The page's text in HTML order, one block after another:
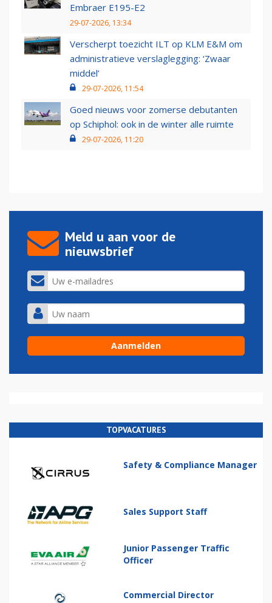
Embraer E195-E2
29-07-2026, 13:34
Verscherpt toezicht ILT op KLM E&M om
administratieve verslaglegging: ‘Zwaar
middel’
29-07-2026, 11:54
Goed nieuws voor zomerse debutanten
op Schiphol: ook in de winter alle ruimte
29-07-2026, 11:20
Meld u aan voor de
nieuwsbrief
TOPVACATURES
Safety & Compliance Manager
Sales Support Staff
Junior Passenger Traffic
Officer
Commercial Director